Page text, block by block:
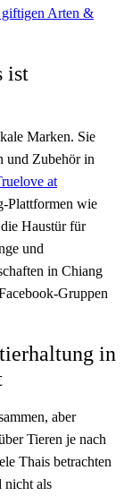
giftigen Arten &
ist
Marken. Sie
und Zubehör in
at
Plattformen wie
Haustür für
und
in Chiang
Gruppen
in
aber
Tieren je nach
Thais betrachten
nicht als